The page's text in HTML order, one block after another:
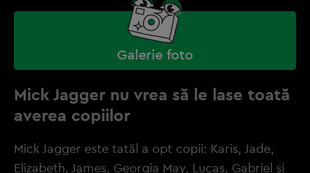
Galerie foto
Mick Jagger nu vrea să le lase toată
averea copiilor
Mick Jagger este tatăl a opt copii: Karis, Jade,
Elizabeth, James, Georgia May, Lucas, Gabriel și